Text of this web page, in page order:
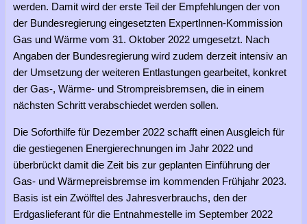
werden. Damit wird der erste Teil der Empfehlungen der von
der Bundesregierung eingesetzten ExpertInnen-Kommission
Gas und Wärme vom 31. Oktober 2022 umgesetzt. Nach
Angaben der Bundesregierung wird zudem derzeit intensiv an
der Umsetzung der weiteren Entlastungen gearbeitet, konkret
der Gas-, Wärme- und Strompreisbremsen, die in einem
nächsten Schritt verabschiedet werden sollen.
Die Soforthilfe für Dezember 2022 schafft einen Ausgleich für
die gestiegenen Energierechnungen im Jahr 2022 und
überbrückt damit die Zeit bis zur geplanten Einführung der
Gas- und Wärmepreisbremse im kommenden Frühjahr 2023.
Basis ist ein Zwölftel des Jahresverbrauchs, den der
Erdgaslieferant für die Entnahmestelle im September 2022